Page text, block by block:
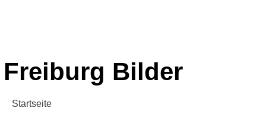
Freiburg Bilder
Startseite